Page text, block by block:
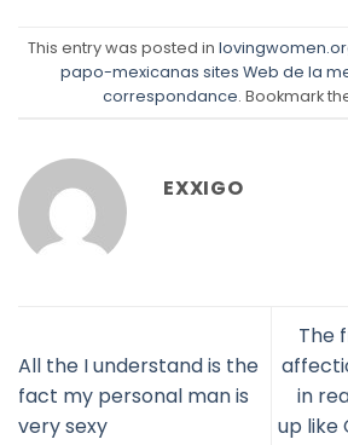
This entry was posted in
papo-mexicanas sites Web de la
correspondance. Bookmark
EXXIGO
All the I understand is the
fact my personal man is
very sexy
The
in
up like